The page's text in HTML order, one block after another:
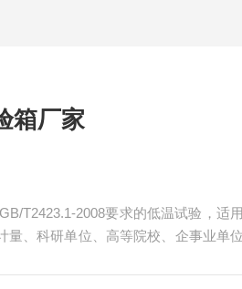
箱厂家
T2423.1-2008要求的低温试验，适
、科研单位、高等院校、企事业单位